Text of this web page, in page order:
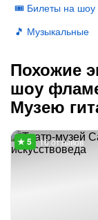
🎟 Билеты на шоу
🎵 Музыкальные
Похожие
шоу
Музею
16 отзывов